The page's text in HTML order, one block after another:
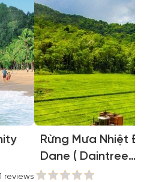
reviews
Rừng Mưa Nhiệt
Dane ( Daintree
National Park )